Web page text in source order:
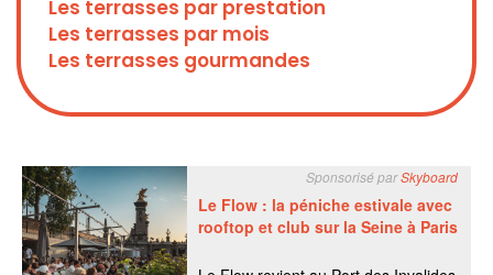
Les terrasses par prestation
Les terrasses par mois
Les terrasses gourmandes